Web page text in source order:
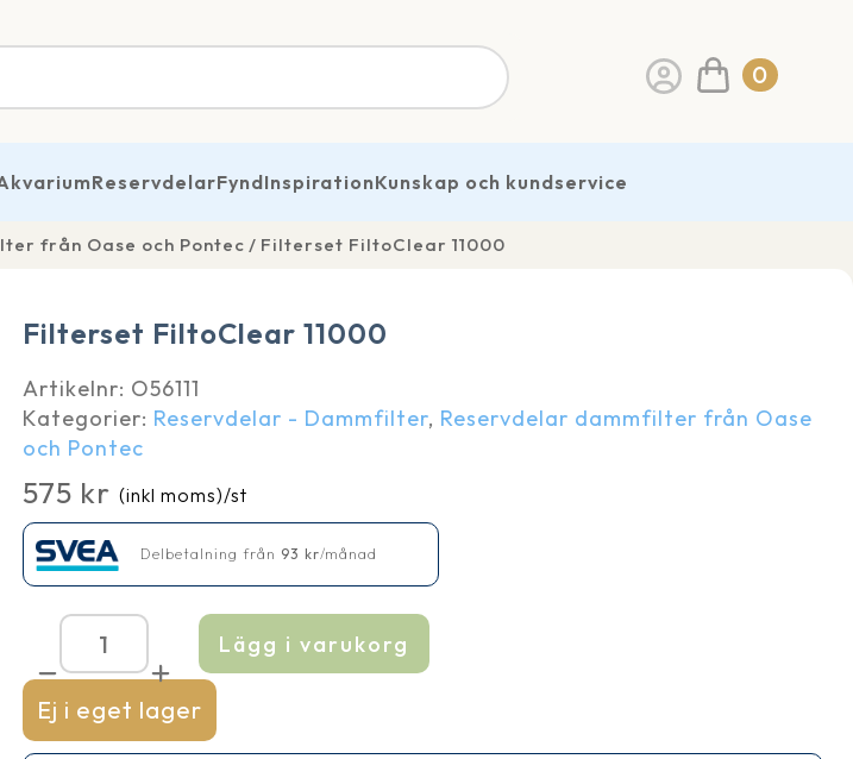
0
ReservdelarFyndInspirationKunskap och kundservice
från Oase och Pontec Filterset FiltoClear 11000
Filterset FiltoClear 11000
Artikelnr: O56111
Kategorier: Reservdelar - Dammfilter, Reservdelar dammfilter från Oase
och Pontec
575 kr (inkl moms)/st
Delbetalning från 93 kr/månad
Ej i eget lager
Filterset
FiltoClear
11000
mängd
Lägg i varukorg